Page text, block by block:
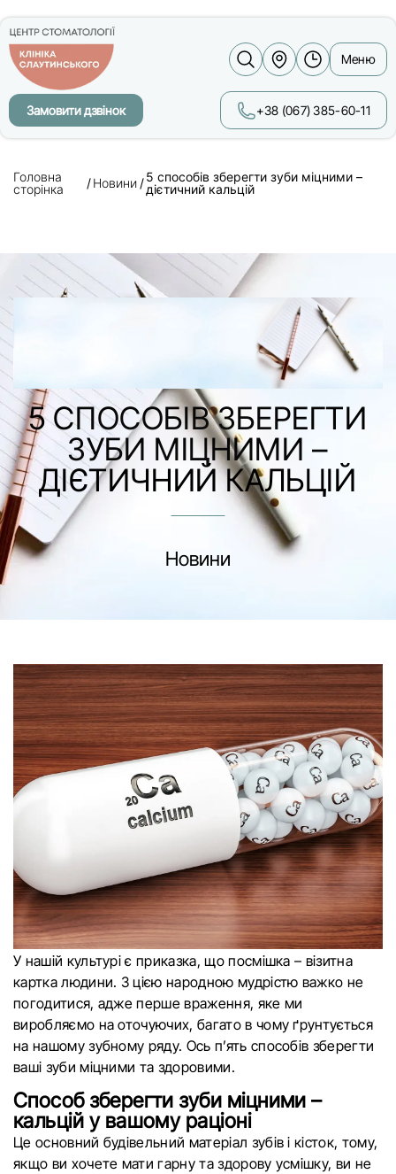
Меню
Замовити дзвінок +38 (067) 385-60-11
Головна
сторінка
Новини
5 способів зберегти зуби міцними –
дієтичний кальцій
5 СПОСОБІВ ЗБЕРЕГТИ
ЗУБИ МІЦНИМИ –
ДІЄТИЧНИЙ КАЛЬЦІЙ
Новини
У нашій культурі є приказка, що посмішка – візитна
картка людини. З цією народною мудрістю важко не
погодитися, адже перше враження, яке ми
виробляємо на оточуючих, багато в чому ґрунтується
на нашому зубному ряду. Ось п’ять способів зберегти
ваші зуби міцними та здоровими.
Способ зберегти зуби міцними –
кальцій у вашому раціоні
Це основний будівельний матеріал зубів і кісток, тому,
якщо ви хочете мати гарну та здорову усмішку, ви не